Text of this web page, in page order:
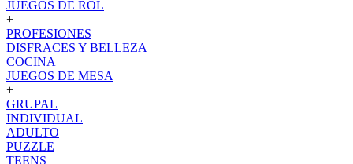
JUEGOS DE ROL
+
PROFESIONES
DISFRACES Y BELLEZA
COCINA
JUEGOS DE MESA
+
GRUPAL
INDIVIDUAL
ADULTO
PUZZLE
TEENS